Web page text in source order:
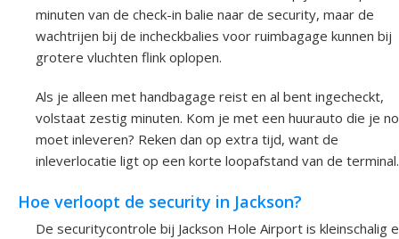
minuten van de check-in balie naar de security, maar de
wachtrijen bij de incheckbalies voor ruimbagage kunnen bij
grotere vluchten flink oplopen.
Als je alleen met handbagage reist en al bent ingecheckt,
volstaat zestig minuten. Kom je met een huurauto die je
moet inleveren? Reken dan op extra tijd, want de
inleverlocatie ligt op een korte loopafstand van de terminal.
Hoe verloopt de security in Jackson?
De securitycontrole bij Jackson Hole Airport is kleinschalig